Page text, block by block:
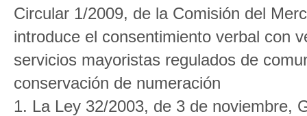
Circular 1/2009, de la Comisión del
introduce el consentimiento verbal con
servicios mayoristas regulados de
conservación de numeración
1. La Ley 32/2003, de 3 de noviembre,